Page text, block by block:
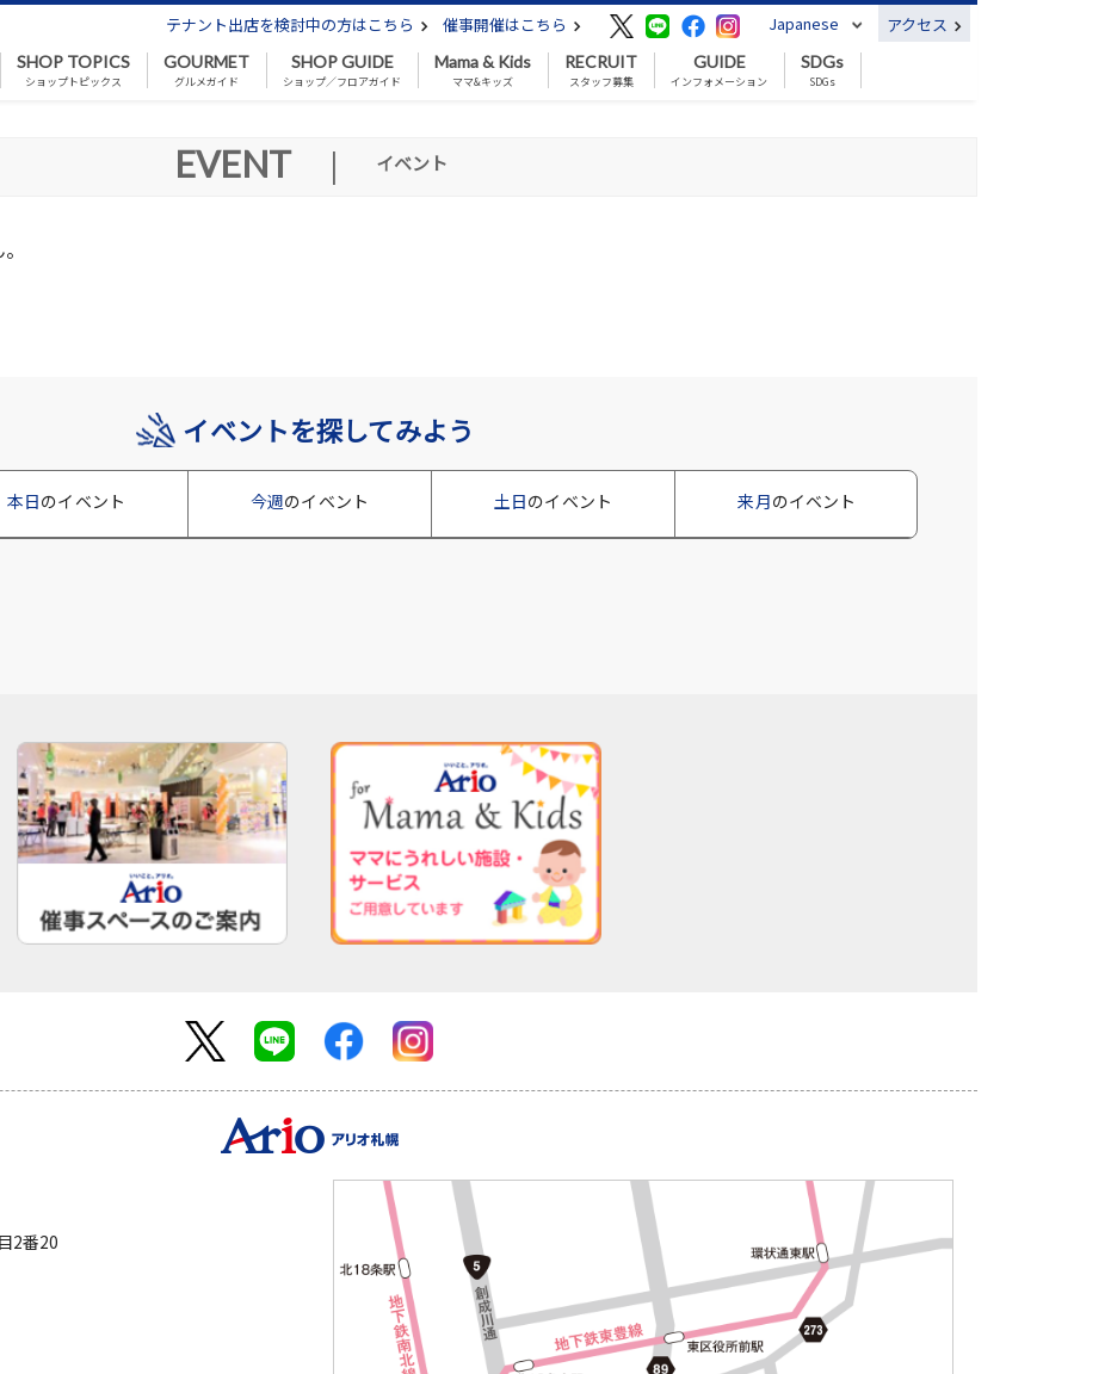
テナント出店を検討中の方はこちら 催事開催はこちら Japanese アクセス
SHOP TOPICS
ショップトピックス
GOURMET
グルメガイド
SHOP GUIDE
ショップ／フロアガイド
Mama & Kids
ママ&キッズ
RECRUIT
スタッフ募集
GUIDE
インフォメーション
SDGs
SDGs
EVENT | イベント
イベントを探してみよう
本日のイベント 今週のイベント 土日のイベント 来月のイベント
2番20